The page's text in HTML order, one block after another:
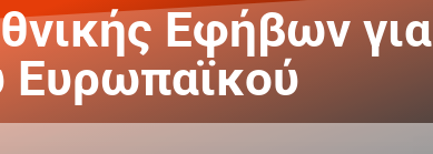
Εφήβων για
Ευρωπαϊκού